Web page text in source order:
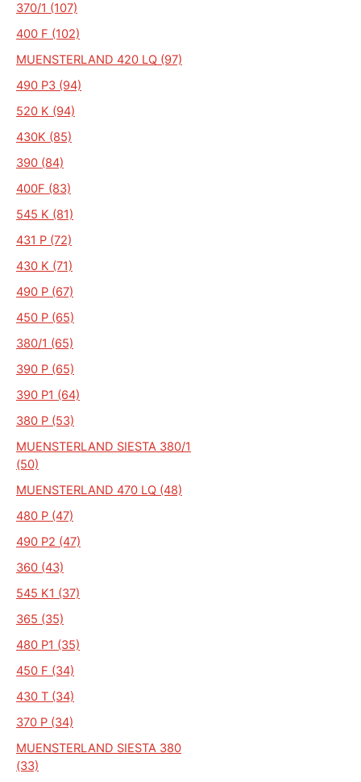
370/1 (107)
400 F (102)
MUENSTERLAND 420 LQ (97)
490 P3 (94)
520 K (94)
430K (85)
390 (84)
400F (83)
545 K (81)
431 P (72)
430 K (71)
490 P (67)
450 P (65)
380/1 (65)
390 P (65)
390 P1 (64)
380 P (53)
MUENSTERLAND SIESTA 380/1
(50)
MUENSTERLAND 470 LQ (48)
480 P (47)
490 P2 (47)
360 (43)
545 K1 (37)
365 (35)
480 P1 (35)
450 F (34)
430 T (34)
370 P (34)
MUENSTERLAND SIESTA 380
(33)